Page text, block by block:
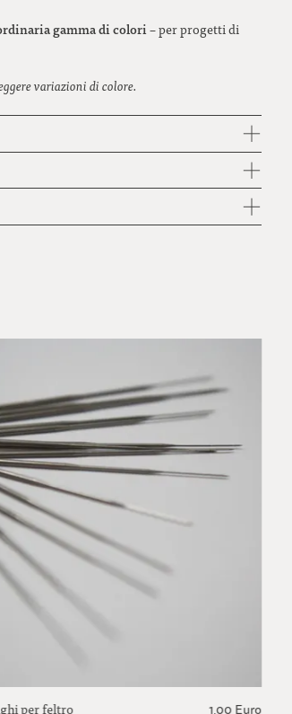
gamma di colori– per progetti di
variazioni di colore.
per feltro 1,00 Euro